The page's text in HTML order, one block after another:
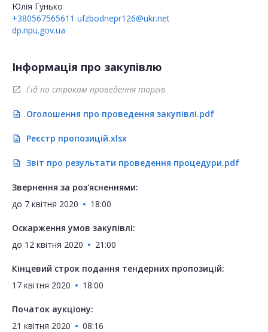
Юлія Гунько
+380567565611 ufzbodnepr126@ukr.net
dp.npu.gov.ua
Інформація про закупівлю
open_in_new Гід по строкам проведення торгів
description Оголошення про проведення закупівлі.pdf
description Реєстр пропозицій.xlsx
description Звіт про результати проведення процедури.pdf
Звернення за роз'ясненнями:
до 7 квітня 2020 18:00
Оскарження умов закупівлі:
до 12 квітня 2020 21:00
Кінцевий строк подання тендерних пропозицій:
17 квітня 2020
18:00
Початок аукціону:
21 квітня 2020
08:16